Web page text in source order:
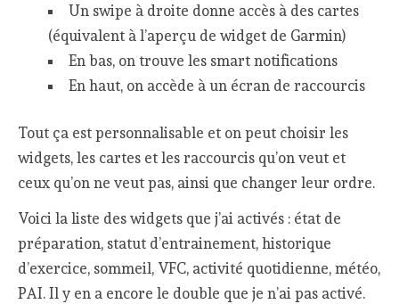
Un swipe à droite donne accès à des cartes
(équivalent à l’aperçu de widget de Garmin)
En bas, on trouve les smart notifications
En haut, on accède à un écran de raccourcis
Tout ça est personnalisable et on peut choisir les
widgets, les cartes et les raccourcis qu’on veut et
ceux qu’on ne veut pas, ainsi que changer leur ordre.
Voici la liste des widgets que j’ai activés : état de
préparation, statut d’entrainement, historique
d’exercice, sommeil, VFC, activité quotidienne, météo,
PAI. Il y en a encore le double que je n’ai pas activé.